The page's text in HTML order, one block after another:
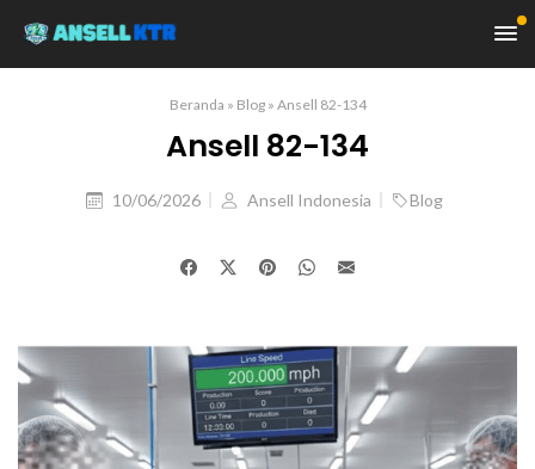
Beranda » Blog» Ansell 82-134
Ansell 82-134
10/06/2026 Ansell Indonesia Blog